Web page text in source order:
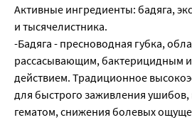
Активные ингредиенты: бадяга,
и тысячелистника.
-Бадяга - пресноводная губка,
рассасывающим, бактерицидным
действием. Традиционное
для быстрого заживления
гематом, снижения болевых